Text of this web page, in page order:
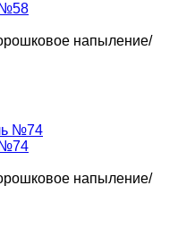
№58
напыление/
№74
напыление/